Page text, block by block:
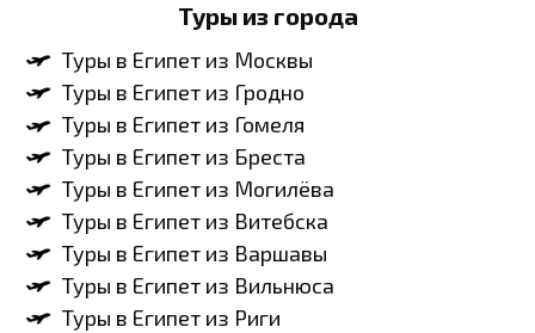
Туры из города
Туры в Египет из Москвы
Туры в Египет из Гродно
Туры в Египет из Гомеля
Туры в Египет из Бреста
Туры в Египет из Могилёва
Туры в Египет из Витебска
Туры в Египет из Варшавы
Туры в Египет из Вильнюса
Туры в Египет из Риги